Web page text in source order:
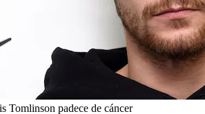
Tomlinson padece de cáncer